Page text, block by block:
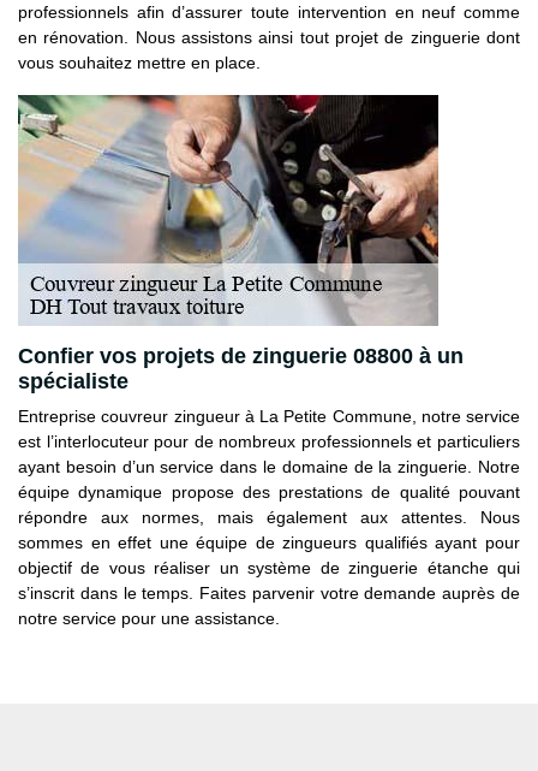
professionnels afin d’assurer toute intervention en neuf comme
en rénovation. Nous assistons ainsi tout projet de zinguerie dont
vous souhaitez mettre en place.
Confier vos projets de zinguerie 08800 à un
spécialiste
Entreprise couvreur zingueur à La Petite Commune, notre service
est l’interlocuteur pour de nombreux professionnels et particuliers
ayant besoin d’un service dans le domaine de la zinguerie. Notre
équipe dynamique propose des prestations de qualité pouvant
répondre aux normes, mais également aux attentes. Nous
sommes en effet une équipe de zingueurs qualifiés ayant pour
objectif de vous réaliser un système de zinguerie étanche qui
s’inscrit dans le temps. Faites parvenir votre demande auprès de
notre service pour une assistance.